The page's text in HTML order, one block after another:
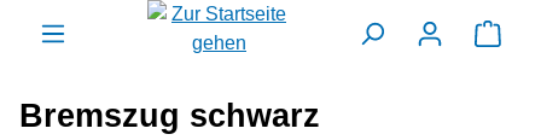
springen
Bremszug schwarz